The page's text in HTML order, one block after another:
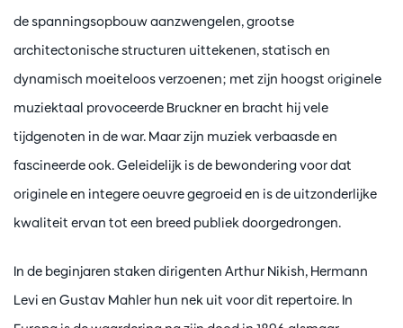
de spanningsopbouw aanzwengelen, grootse
architectonische structuren uittekenen, statisch en
dynamisch moeiteloos verzoenen; met zijn hoogst originele
muziektaal provoceerde Bruckner en bracht hij vele
tijdgenoten in de war. Maar zijn muziek verbaasde en
fascineerde ook. Geleidelijk is de bewondering voor dat
originele en integere oeuvre gegroeid en is de uitzonderlijke
kwaliteit ervan tot een breed publiek doorgedrongen.
In de beginjaren staken dirigenten Arthur Nikish, Hermann
Levi en Gustav Mahler hun nek uit voor dit repertoire. In